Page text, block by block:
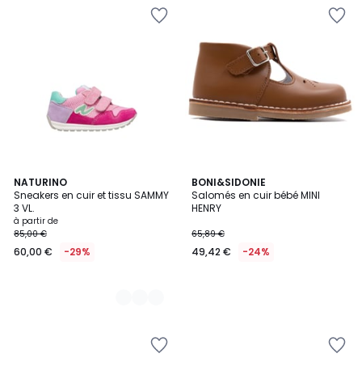
NATURINO
Sneakers en cuir et tissu SAMMY
3 VL.
à partir de
85,00 €
60,00 € -29%
10
Couleurs
BONI&SIDONIE
Salomés en cuir bébé MINI
HENRY
65,89 €
49,42 € -24%